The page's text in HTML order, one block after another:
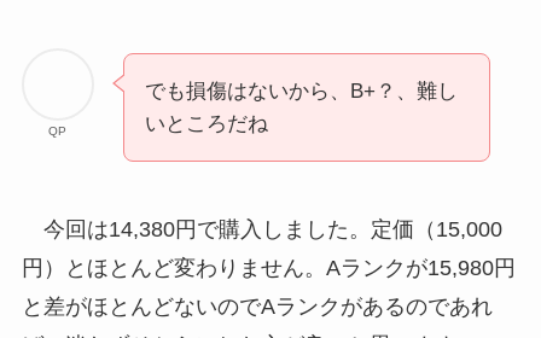
QP
でも損傷はないから、B+？、難し
いところだね
今回は14,380円で購入しました。定価（15,000
円）とほとんど変わりません。Aランクが15,980円
と差がほとんどないのでAランクがあるのであれ